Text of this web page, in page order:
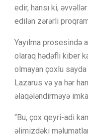
edir, hansı ki,
edilən zərərli
Yayılma prosesində
olaraq hədəfli kiber
olmayan çoxlu sayda
Lazarus və ya hər
əlaqələndirməyə
“Bu, çox qeyri-adi
əlimizdəki